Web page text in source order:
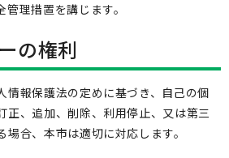
理措置を講じます。
の権利
情報保護法の定めに基づき、自己の個
正、追加、削除、利用停止、又は第三
合、本市は適切に対応します。